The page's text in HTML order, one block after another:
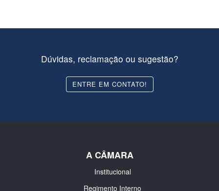
Dúvidas, reclamação ou sugestão?
ENTRE EM CONTATO!
A CÂMARA
Institucional
Regimento Interno